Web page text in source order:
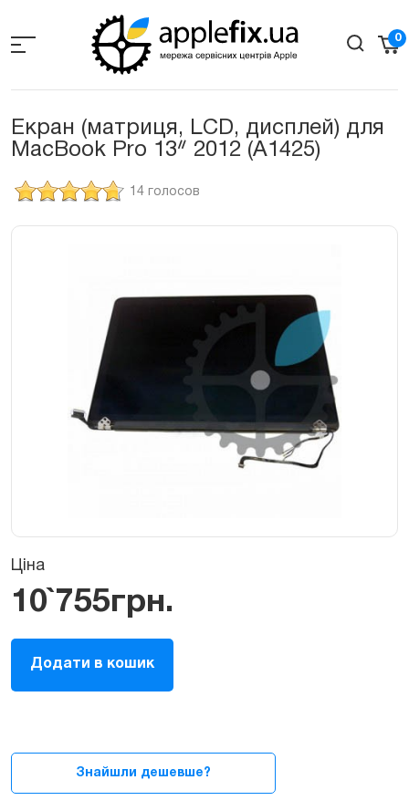
the
0
Екран (матриця, LCD, дисплей) для
MacBook Pro 13ᐥ 2012 (A1425)
14 голосов
Ціна
10`755грн.
(матриця,
LCD,
13ᐥ
Додати в кошик
Знайшли дешевше?